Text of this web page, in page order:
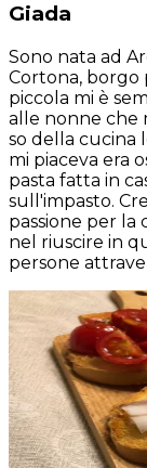
Giada
Sono nata ad
Cortona, borgo
piccola mi è
alle nonne che
so della cucina
mi piaceva era
pasta fatta in
sull'impasto.
passione per la
nel riuscire in
persone